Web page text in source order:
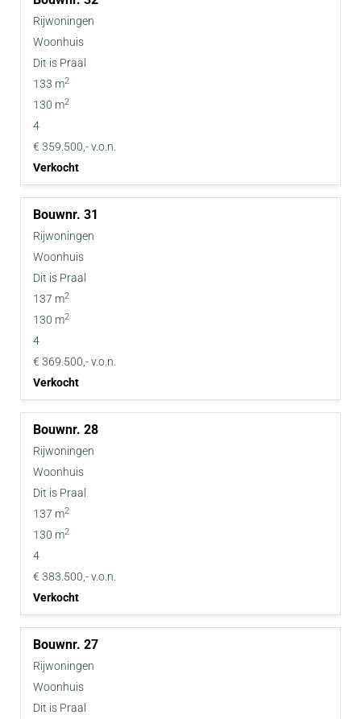
Rijwoningen
Woonhuis
Dit is Praal
133 m2
130 m2
4
€ 359.500,- v.o.n.
Verkocht
31
Rijwoningen
Woonhuis
Dit is Praal
137 m2
130 m2
4
€ 369.500,- v.o.n.
Verkocht
28
Rijwoningen
Woonhuis
Dit is Praal
137 m2
130 m2
4
€ 383.500,- v.o.n.
Verkocht
27
Rijwoningen
Woonhuis
Dit is Praal